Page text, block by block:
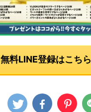
無料LINE登録はこちら